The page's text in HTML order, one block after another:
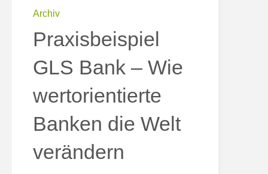
Archiv
Praxisbeispiel
GLS Bank – Wie
wertorientierte
Banken die Welt
verändern